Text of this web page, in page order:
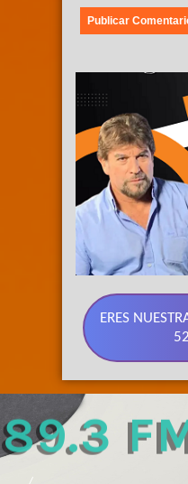
ERES
89.3